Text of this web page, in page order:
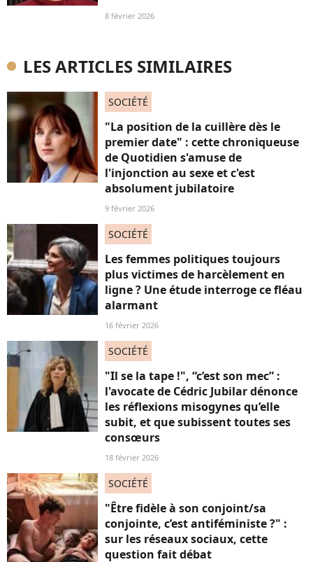
8 février 2026
LES ARTICLES SIMILAIRES
SOCIÉTÉ
"La position de la cuillère dès le
premier date" : cette chroniqueuse
de Quotidien s'amuse de
l'injonction au sexe et c'est
absolument jubilatoire
9 février 2026
SOCIÉTÉ
Les femmes politiques toujours
plus victimes de harcèlement en
ligne ? Une étude interroge ce fléau
alarmant
16 février 2026
SOCIÉTÉ
"Il se la tape !", “c’est son mec” :
l'avocate de Cédric Jubilar dénonce
les réflexions misogynes qu’elle
subit, et que subissent toutes ses
consœurs
18 février 2026
SOCIÉTÉ
"Être fidèle à son conjoint/sa
conjointe, c’est antiféministe ?" :
sur les réseaux sociaux, cette
question fait débat